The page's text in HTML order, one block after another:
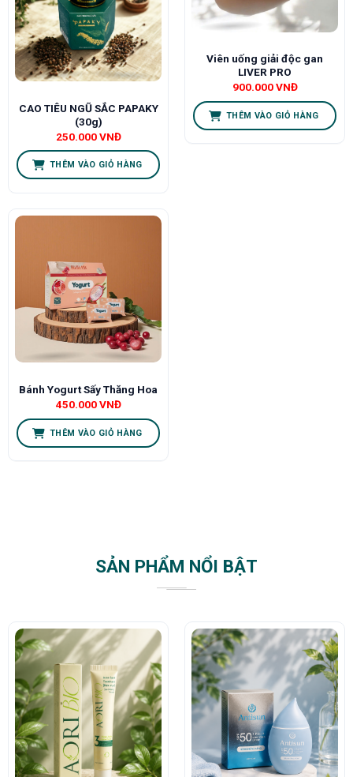
CAO TIÊU NGŨ SẮC PAPAKY
(30g)
250.000VNĐ
THÊM VÀO GIỎ HÀNG
Viên uống giải độc gan
LIVER PRO
900.000VNĐ
THÊM VÀO GIỎ HÀNG
Bánh Yogurt Sấy Thăng Hoa
450.000VNĐ
THÊM VÀO GIỎ HÀNG
SẢN PHẨM NỔI BẬT